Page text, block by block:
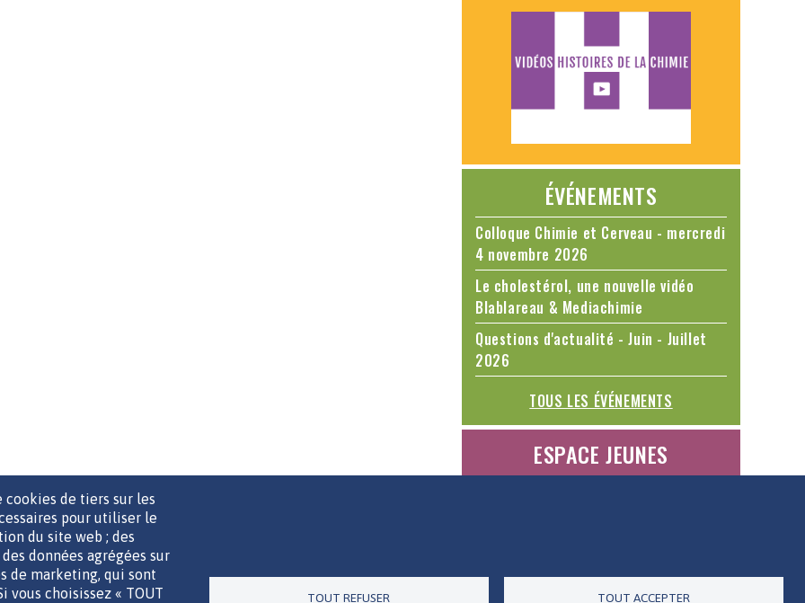
ÉVÉNEMENTS
Colloque Chimie et Cerveau - mercredi
4 novembre 2026
Le cholestérol, une nouvelle vidéo
Blablareau & Mediachimie
Questions d'actualité - Juin - Juillet
2026
TOUS LES ÉVÉNEMENTS
ESPACE JEUNES
DE COMMUNICATION
cookies de tiers sur les
pour utiliser le
du site web ; des
données agrégées sur
de marketing, qui sont
vous choisissez « TOUT
TOUT REFUSER TOUT ACCEPTER